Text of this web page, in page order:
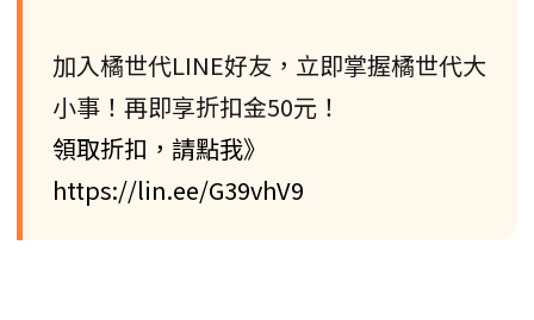
加入橘世代LINE好友，立即掌握橘世代大
小事！再即享折扣金50元！
領取折扣，請點我》
https://lin.ee/G39vhV9